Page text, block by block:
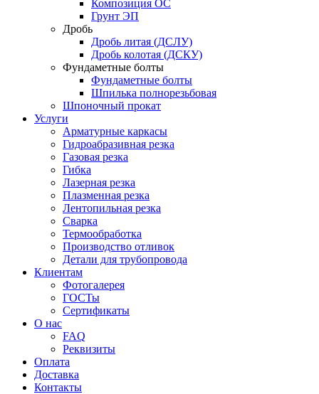
Композиция ОС
Грунт ЭП
Дробь
Дробь литая (ДСЛУ)
Дробь колотая (ДСКУ)
Фундаметные болты
Фундаметные болты
Шпилька полнорезьбовая
Шпоночный прокат
Услуги
Арматурные каркасы
Гидроабразивная резка
Газовая резка
Гибка
Лазерная резка
Плазменная резка
Лентопильная резка
Сварка
Термообработка
Производство отливок
Детали для трубопровода
Клиентам
Фотогалерея
ГОСТы
Сертификаты
О нас
FAQ
Реквизиты
Оплата
Доставка
Контакты